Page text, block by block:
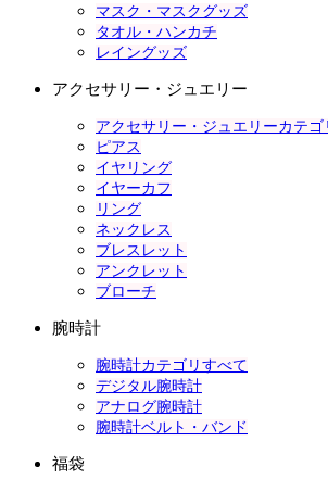
マスク・マスクグッズ
タオル・ハンカチ
レイングッズ
アクセサリー・ジュエリー
アクセサリー・ジュエリーカテゴ
ピアス
イヤリング
イヤーカフ
リング
ネックレス
ブレスレット
アンクレット
ブローチ
腕時計
腕時計カテゴリすべて
デジタル腕時計
アナログ腕時計
腕時計ベルト・バンド
福袋